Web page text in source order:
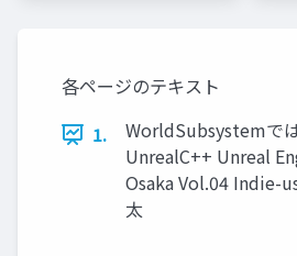
各ページのテキスト
1.
WorldSubsystemで
UnrealC++ Unreal
Osaka Vol.04 Indie-
太